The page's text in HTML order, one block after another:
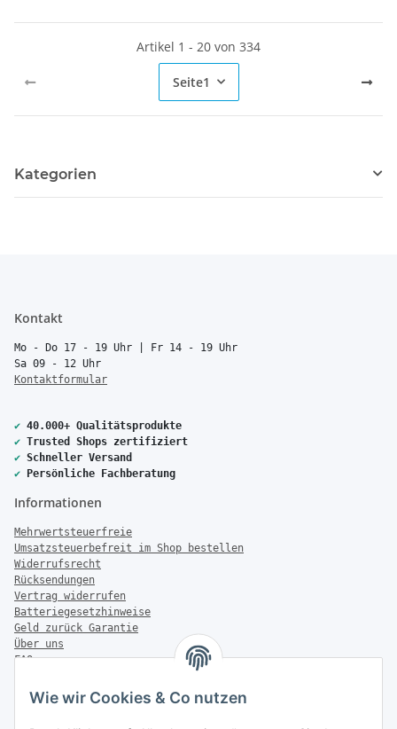
Wie wir Cookies & Co nutzen
Artikel 1 - 20 von 334
Seite1
Kategorien
Kontakt
Mo - Do 17 - 19 Uhr | Fr 14 - 19 Uhr
Sa 09 - 12 Uhr
Kontaktformular
✔ 40.000+ Qualitätsprodukte
✔ Trusted Shops zertifiziert
✔ Schneller Versand
✔ Persönliche Fachberatung
Informationen
Mehrwertsteuerfreie
Umsatzsteuerbefreit im Shop bestellen
Widerrufsrecht
Rücksendungen
Vertrag widerrufen
Batteriegesetzhinweise
Geld zurück Garantie
Über uns
FAQ
Zahlung & Versand